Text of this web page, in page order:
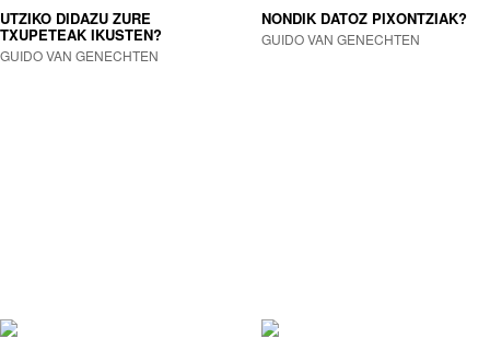
UTZIKO DIDAZU ZURE
TXUPETEAK IKUSTEN?
GUIDO VAN GENECHTEN
NONDIK DATOZ PIXONTZIAK?
GUIDO VAN GENECHTEN